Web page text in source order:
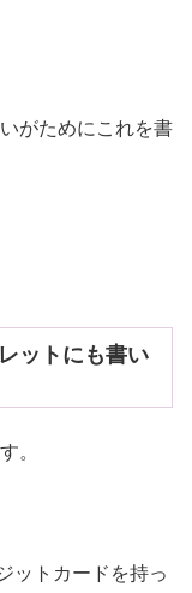
がためにこれを書
ットにも書い
。
ットカードを持っ